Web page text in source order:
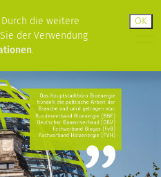
die weitere
der Verwendung
.